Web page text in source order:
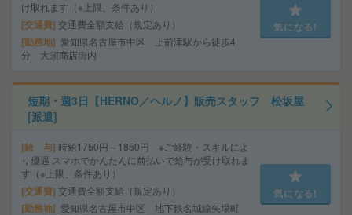
け取れます（※上限、条件あり）
交通費 交通費全額支給（規定あり）
勤務地 愛知県名古屋市中区 上前津駅から徒歩4
分 大須商店街内
気になる!
短期・週3日【HERNO／ヘルノ】販売スタッフ 松坂屋
[派遣]
給 与 時給1750円～1850円 ※ご経験・スキルによ
り優遇 スマホでかんたんに前払いで給与が受け取れま
す（※上限、条件あり）
交通費 交通費全額支給（規定あり）
勤務地 愛知県名古屋市中区 地下鉄名城線矢場町
気になる!